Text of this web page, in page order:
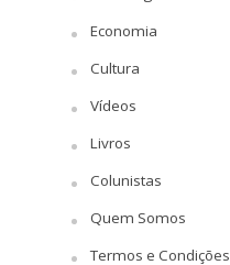
Economia
Cultura
Vídeos
Livros
Colunistas
Quem Somos
Termos e Condições